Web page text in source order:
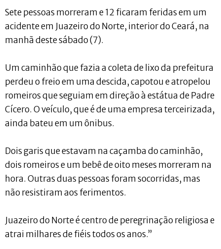
Sete pessoas morreram e 12 ficaram feridas em um
acidente em Juazeiro do Norte, interior do Ceará, na
manhã deste sábado (7).
Um caminhão que fazia a coleta de lixo da prefeitura
perdeu o freio em uma descida, capotou e atropelou
romeiros que seguiam em direção à estátua de Padre
Cícero. O veículo, que é de uma empresa terceirizada,
ainda bateu em um ônibus.
Dois garis que estavam na caçamba do caminhão,
dois romeiros e um bebê de oito meses morreram na
hora. Outras duas pessoas foram socorridas, mas
não resistiram aos ferimentos.
Juazeiro do Norte é centro de peregrinação religiosa e
atrai milhares de fiéis todos os anos.”